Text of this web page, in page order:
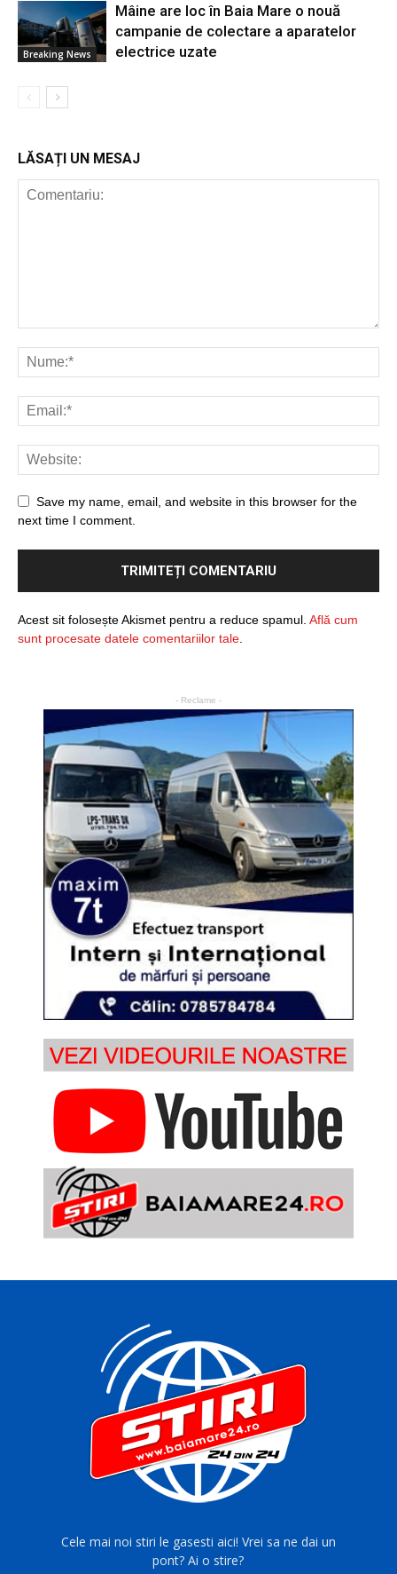
Breaking News
Mâine are loc în Baia Mare o nouă
campanie de colectare a aparatelor
electrice uzate
LĂSAȚI UN MESAJ
Save my name, email, and website in this browser for the
next time I comment.
Acest sit folosește Akismet pentru a reduce spamul. Află cum
sunt procesate datele comentariilor tale
- Reclame -
Cele mai noi stiri le gasesti aici! Vrei sa ne dai un
pont? Ai o stire?